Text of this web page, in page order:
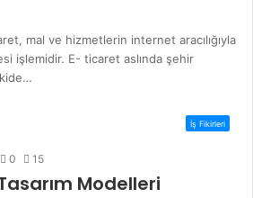
mal ve hizmetlerin internet aracılığıyla
işlemidir. E- ticaret aslında şehir
İş Fikirleri
0 15
Modelleri